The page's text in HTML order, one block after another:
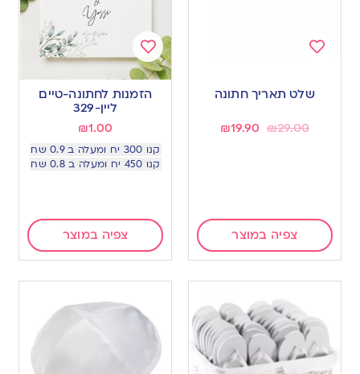
שלט תאריך חתונה
₪29.00
₪19.90
צפיה במוצר
Add
הזמנות לחתונה-טיים
ליין-329
₪1.00
קנו 300 יח ומעלה ב 0.9 שח
קנו 450 יח ומעלה ב 0.8 שח
צפיה במוצר